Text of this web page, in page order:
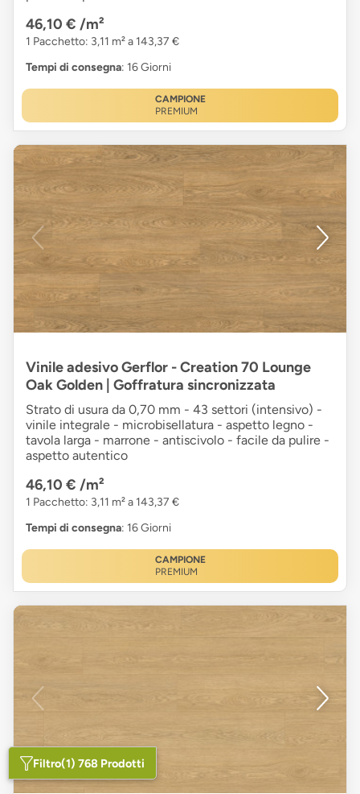
46,10 € /m²
1 Pacchetto: 3,11 m² a 143,37 €
Tempi di consegna: 16 Giorni
CAMPIONE
PREMIUM
Vinile adesivo Gerflor - Creation 70 Lounge
Oak Golden | Goffratura sincronizzata
Strato di usura da 0,70 mm - 43 settori (intensivo) -
vinile integrale - microbisellatura - aspetto legno -
tavola larga - marrone - antiscivolo - facile da pulire -
aspetto autentico
46,10 € /m²
1 Pacchetto: 3,11 m² a 143,37 €
Tempi di consegna: 16 Giorni
CAMPIONE
PREMIUM
Filtro(1) 768 Prodotti